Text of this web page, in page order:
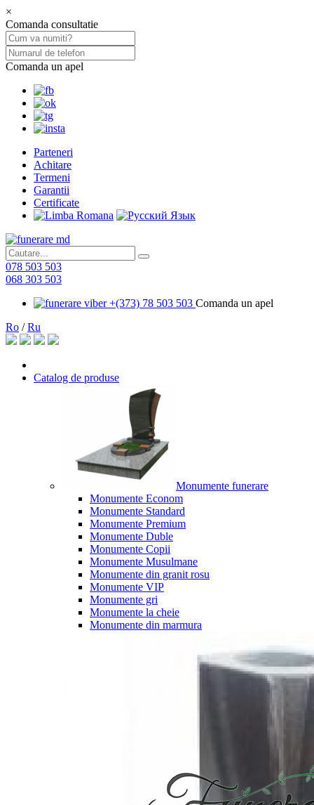
×
Comanda consultatie
Comanda un apel
Parteneri
Achitare
Termeni
Garantii
Certificate
078 503 503
068 303 503
+(373) 78 503 503 Comanda un apel
Ro /Ru
Catalog de produse
Monumente funerare
Monumente Econom
Monumente Standard
Monumente Premium
Monumente Duble
Monumente Copii
Monumente Musulmane
Monumente din granit rosu
Monumente VIP
Monumente gri
Monumente la cheie
Monumente din marmura